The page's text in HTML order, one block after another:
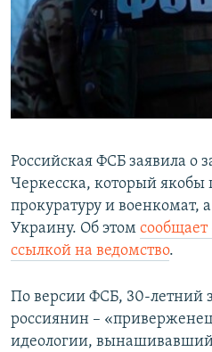
ПОБЕДИТЕЛЕЙ НЕ СУДЯТ?
КРЫМ.НЕПОКОРЕННЫЙ
ELIFBE
УКРАИНСКАЯ ПРОБЛЕМА КРЫМА
ПРИСОЕДИНЯЙТЕСЬ!
Российская ФСБ заявила о
Черкесска, который якобы
прокуратуру и военкомат,
Украину. Об этом сообщает
ссылкой на ведомство.
По версии ФСБ, 30-летний
россиянин –
идеологии,